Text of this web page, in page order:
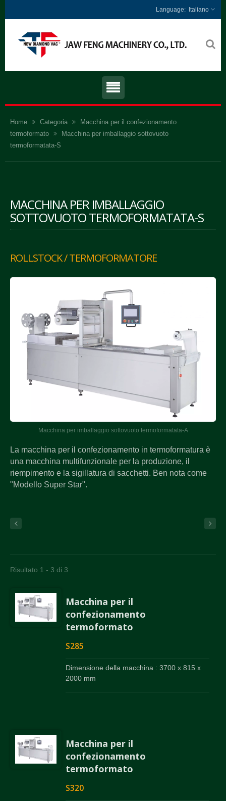
Italiano
Home Categoria
Macchina per il confezionamento
termoformato
Macchina per imballaggio sottovuoto
termoformatata-S
MACCHINA PER IMBALLAGGIO
SOTTOVUOTO TERMOFORMATATA-S
ROLLSTOCK / TERMOFORMATORE
Macchina per imballaggio sottovuoto termoformatata-A
La macchina per il confezionamento in termoformatura è
una macchina multifunzionale per la produzione, il
riempimento e la sigillatura di sacchetti. Ben nota come
"Modello Super Star".
Risultato 1 - 3 di 3
Macchina per il
confezionamento
termoformato
S285
Dimensione della macchina : 3700 x 815 x
2000 mm
Macchina per il
confezionamento
termoformato
S320